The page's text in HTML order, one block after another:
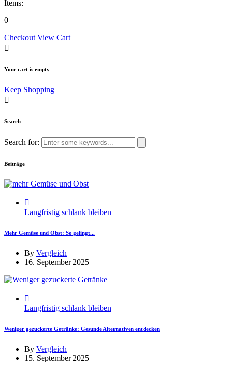
Items:
0
Checkout View Cart
Your cart is empty
Keep Shopping
Search
Search for:
Beiträge
Langfristig schlank bleiben
Mehr Gemüse und Obst: So gelingt...
By Vergleich
16. September 2025
Langfristig schlank bleiben
Weniger gezuckerte Getränke: Gesunde Alternativen entdecken
By Vergleich
15. September 2025